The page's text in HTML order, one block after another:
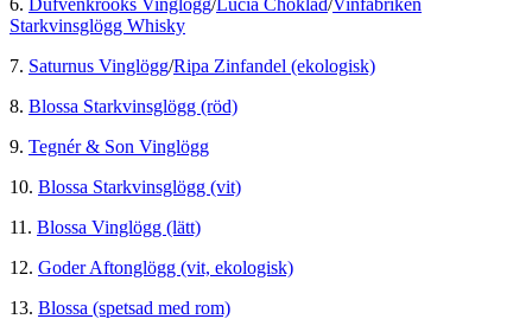
Starkvinsglögg Whisky
7. Saturnus Vinglögg/Ripa Zinfandel (ekologisk)
8. Blossa Starkvinsglögg (röd)
9. Tegnér & Son Vinglögg
10. Blossa Starkvinsglögg (vit)
11. Blossa Vinglögg (lätt)
12. Goder Aftonglögg (vit, ekologisk)
13. Blossa (spetsad med rom)